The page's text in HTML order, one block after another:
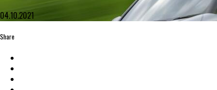
04.10.2021
Share